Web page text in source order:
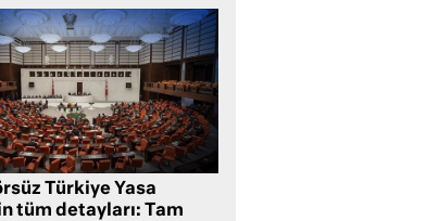
Türkiye Yasa
tüm detayları: Tam